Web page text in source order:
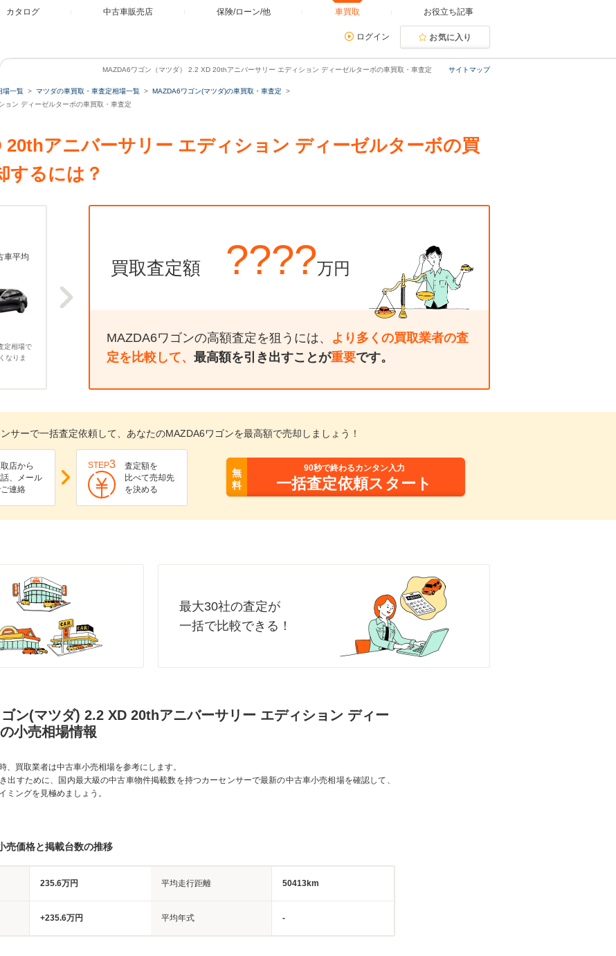
カタログ 中古車販売店 保険/ローン/他 車買取 お役立ち記事
ログイン お気に入り
サイトマップ
MAZDA6ワゴン（マツダ） 2.2 XD 20thアニバーサリー エディション ディーゼルターボの車買取・車査定
場一覧 マツダの車買取・車査定相場一覧
MAZDA6ワゴン(マツダ)の車買取・車査定
ン ディーゼルターボの車買取・車査定
20thアニバーサリー エディション ディーゼルターボの買
するには？
車平均
定相場で
なりま
買取査定額 ????万円
MAZDA6ワゴンの高額査定を狙うには、 より多くの買取業者の査
定を比較して、 最高額を引き出すことが重要です。
サーで一括査定依頼して、あなたのMAZDA6ワゴンを最高額で売却しましょう！
店から
、メール
連絡
STEP3
査定額を
比べて売却先
を決める
無
料
90秒で終わるカンタン入力
一括査定依頼スタート
最大30社の査定が
一括で比較できる！
ン(マツダ) 2.2 XD 20thアニバーサリー エディション ディー
小売相場情報
、買取業者は中古車小売相場を参考にします。
出すために、国内最大級の中古車物件掲載数を持つカーセンサーで最新の中古車小売相場を確認して、
ミングを見極めましょう。
売価格と掲載台数の推移
235.6万円 平均走行距離 50413km
+235.6万円 平均年式 -